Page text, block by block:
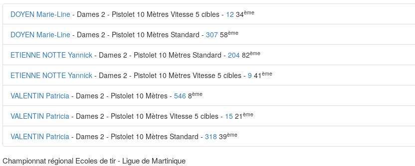
DOYEN Marie-Line - Dames 2 - Pistolet 10 Mètres Vitesse 5 cibles - 12 34ème
DOYEN Marie-Line - Dames 2 - Pistolet 10 Mètres Standard - 307 58ème
ETIENNE NOTTE Yannick - Dames 2 - Pistolet 10 Mètres Standard - 204 82ème
ETIENNE NOTTE Yannick - Dames 2 - Pistolet 10 Mètres Vitesse 5 cibles - 9 41 ème
VALENTIN Patricia - Dames 2 - Pistolet 10 Mètres - 546 8ème
VALENTIN Patricia - Dames 2 - Pistolet 10 Mètres Vitesse 5 cibles - 15 21 ème
VALENTIN Patricia - Dames 2 - Pistolet 10 Mètres Standard - 318 39ème
Championnat régional Ecoles de tir - Ligue de Martinique